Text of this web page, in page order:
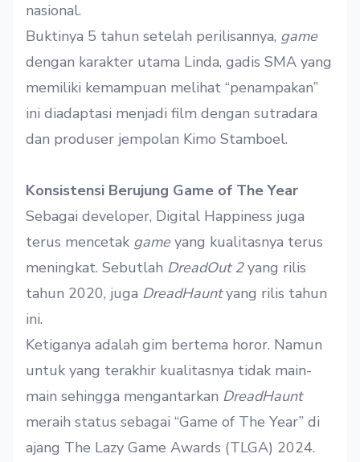
nasional.
Buktinya 5 tahun setelah perilisannya, game
dengan karakter utama Linda, gadis SMA yang
memiliki kemampuan melihat “penampakan”
ini diadaptasi menjadi film dengan sutradara
dan produser jempolan Kimo Stamboel.
Konsistensi Berujung Game of The Year
Sebagai developer, Digital Happiness juga
terus mencetak game yang kualitasnya terus
meningkat. Sebutlah DreadOut 2yang rilis
tahun 2020, juga DreadHauntyang rilis tahun
ini.
Ketiganya adalah gim bertema horor. Namun
untuk yang terakhir kualitasnya tidak main-
main sehingga mengantarkan DreadHaunt
meraih status sebagai “Game of The Year” di
ajang The Lazy Game Awards (TLGA) 2024.